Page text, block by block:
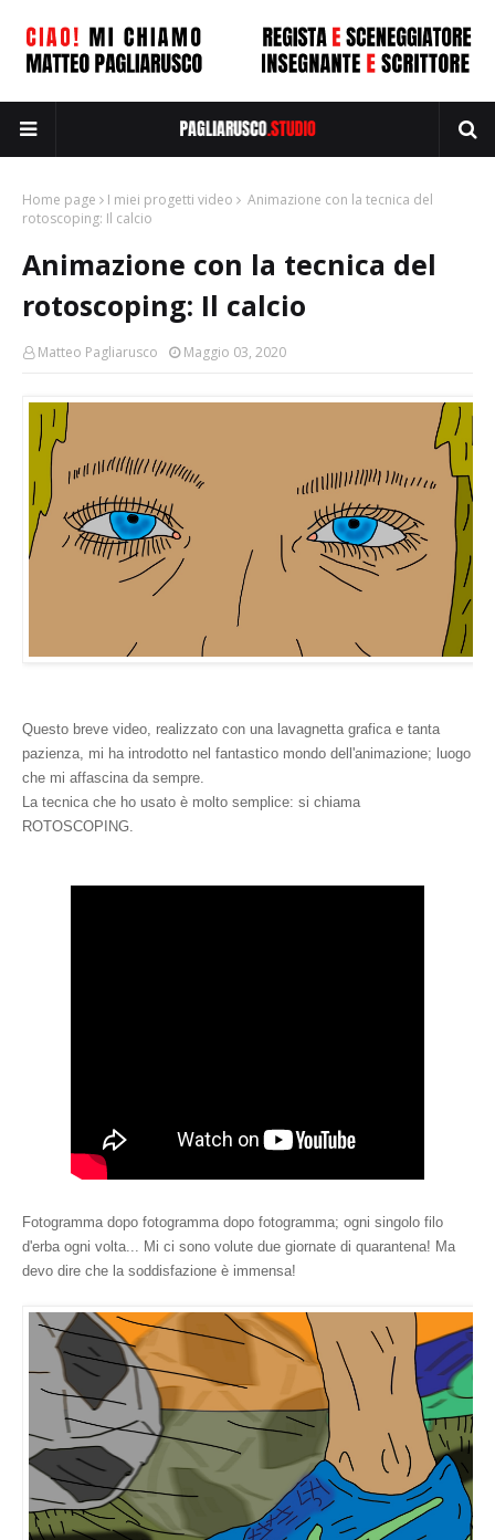
Home page I miei progetti video
Animazione con la tecnica del
rotoscoping: Il calcio
Animazione con la tecnica del
rotoscoping: Il calcio
Matteo Pagliarusco Maggio 03, 2020
Questo breve video, realizzato con una lavagnetta grafica e tanta
pazienza, mi ha introdotto nel fantastico mondo dell'animazione; luogo
che mi affascina da sempre.
La tecnica che ho usato è molto semplice: si chiama
ROTOSCOPING.
Fotogramma dopo fotogramma dopo fotogramma; ogni singolo filo
d'erba ogni volta... Mi ci sono volute due giornate di quarantena! Ma
devo dire che la soddisfazione è immensa!